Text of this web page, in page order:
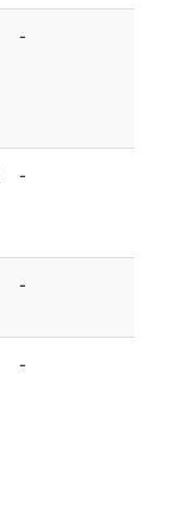
-
-
-
-